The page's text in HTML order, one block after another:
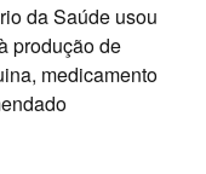
da Saúde usou
produção de
medicamento